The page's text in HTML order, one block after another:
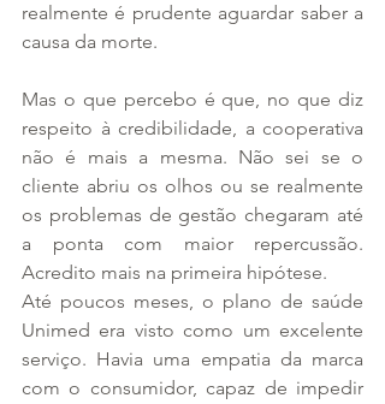
realmente é prudente aguardar saber a
causa da morte.
Mas o que percebo é que, no que diz
respeito à credibilidade, a cooperativa
não é mais a mesma. Não sei se o
cliente abriu os olhos ou se realmente
os problemas de gestão chegaram até
a ponta com maior repercussão.
Acredito mais na primeira hipótese.
Até poucos meses, o plano de saúde
Unimed era visto como um excelente
serviço. Havia uma empatia da marca
com o consumidor, capaz de impedir